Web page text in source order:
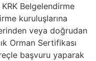
Belgelendirme
kuruluşlarına
veya doğrudan
Orman Sertifikası
başvuru yaparak